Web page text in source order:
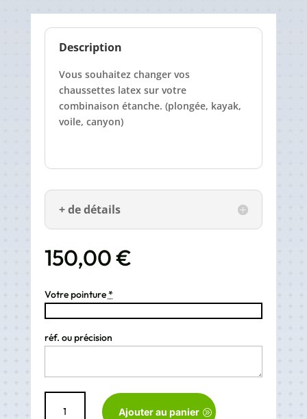
Description
Vous souhaitez changer vos
chaussettes latex sur votre
combinaison étanche. (plongée, kayak,
voile, canyon)
+ de détails
150,00€
Votre pointure*
réf. ou précision
Ajouter au panier